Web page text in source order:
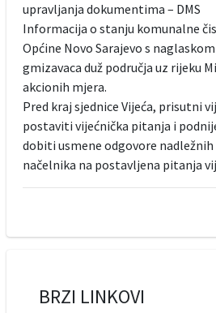
upravljanja dokumentima – DMS
Informacija o stanju komunalne
Općine Novo Sarajevo s
gmizavaca duž područja uz rijeku
akcionih mjera.
Pred kraj sjednice Vijeća, prisutni
postaviti vijećnička pitanja i
dobiti usmene odgovore
načelnika na postavljena pitanja
BRZI LINKOVI